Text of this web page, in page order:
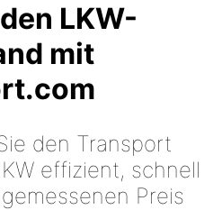
LKW-
mit
den Transport
effizient, schnell
Preis